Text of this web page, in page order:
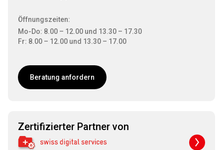
Öffnungszeiten:
Mo-Do: 8.00 – 12.00 und 13.30 – 17.30
Fr: 8.00 – 12.00 und 13.30 – 17.00
Beratung anfordern
Zertifizierter Partner von